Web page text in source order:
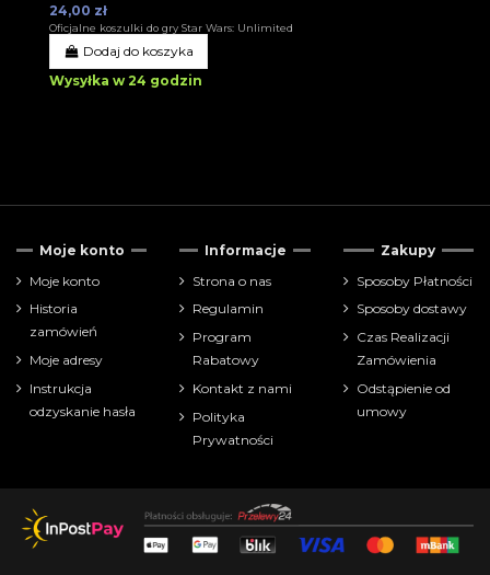
24,00 zł
Oficjalne koszulki do gry Star Wars: Unlimited
Dodaj do koszyka
Wysyłka w 24 godzin
Moje konto
Moje konto
Historia
zamówień
Moje adresy
Instrukcja
odzyskanie hasła
Informacje
Strona o nas
Regulamin
Program
Rabatowy
Kontakt z nami
Polityka
Prywatności
Zakupy
Sposoby Płatności
Sposoby dostawy
Czas Realizacji
Zamówienia
Odstąpienie od
umowy